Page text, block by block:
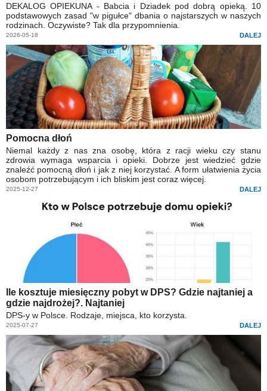
DEKALOG OPIEKUNA - Babcia i Dziadek pod dobrą opieką. 10
podstawowych zasad "w pigułce" dbania o najstarszych w naszych
rodzinach. Oczywiste? Tak dla przypomnienia.
2026-05-18 DALEJ
Pomocna dłoń
Niemal każdy z nas zna osobę, która z racji wieku czy stanu
zdrowia wymaga wsparcia i opieki. Dobrze jest wiedzieć gdzie
znaleźć pomocną dłoń i jak z niej korzystać. A form ułatwienia życia
osobom potrzebującym i ich bliskim jest coraz więcej.
2025-12-27 DALEJ
Ile kosztuje miesięczny pobyt w DPS? Gdzie najtaniej a
gdzie najdrożej?. Najtaniej
DPS-y w Polsce. Rodzaje, miejsca, kto korzysta.
2025-07-27 DALEJ